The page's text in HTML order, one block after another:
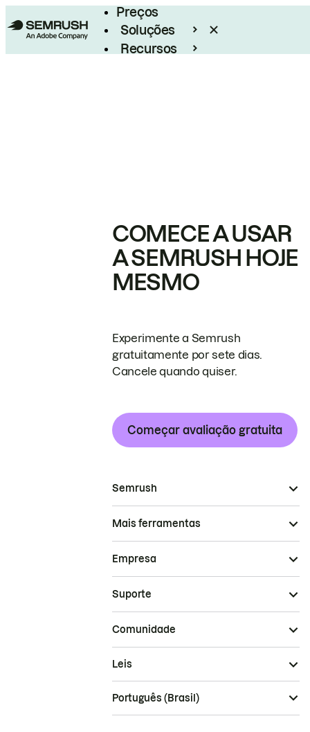
Preços
Soluções
Recursos
COMECE A USAR
A SEMRUSH HOJE
MESMO
Experimente a Semrush
gratuitamente por sete dias.
Cancele quando quiser.
Começar avaliação gratuita
Semrush
Mais ferramentas
Empresa
Suporte
Comunidade
Leis
Português (Brasil)